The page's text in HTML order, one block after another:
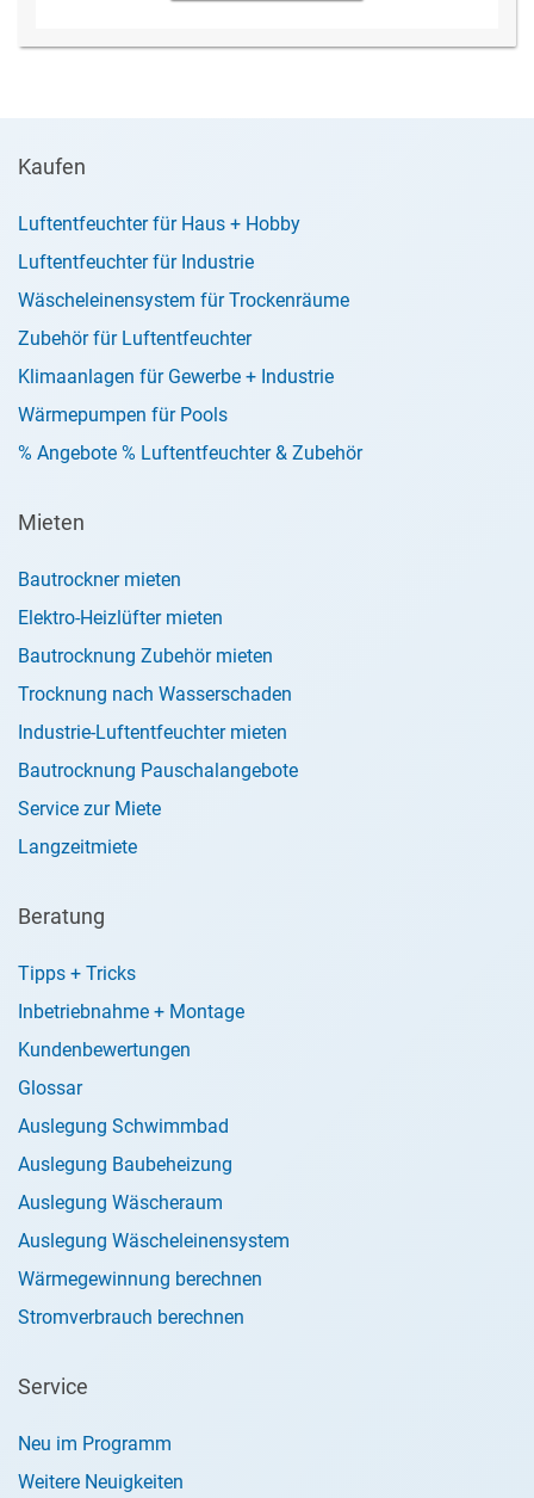
Kaufen
Luftentfeuchter für Haus + Hobby
Luftentfeuchter für Industrie
Wäscheleinensystem für Trockenräume
Zubehör für Luftentfeuchter
Klimaanlagen für Gewerbe + Industrie
Wärmepumpen für Pools
% Angebote % Luftentfeuchter & Zubehör
Mieten
Bautrockner mieten
Elektro-Heizlüfter mieten
Bautrocknung Zubehör mieten
Trocknung nach Wasserschaden
Industrie-Luftentfeuchter mieten
Bautrocknung Pauschalangebote
Service zur Miete
Langzeitmiete
Beratung
Tipps + Tricks
Inbetriebnahme + Montage
Kundenbewertungen
Glossar
Auslegung Schwimmbad
Auslegung Baubeheizung
Auslegung Wäscheraum
Auslegung Wäscheleinensystem
Wärmegewinnung berechnen
Stromverbrauch berechnen
Service
Neu im Programm
Weitere Neuigkeiten